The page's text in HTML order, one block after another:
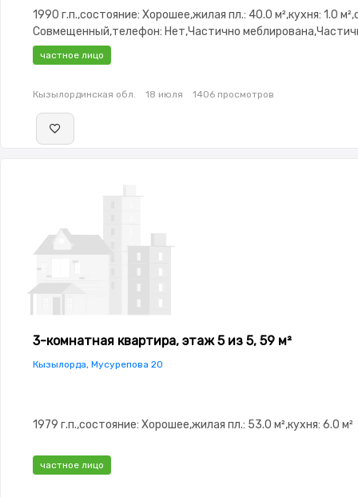
1990 г.п.,состояние: Хорошее,жилая пл.: 40.0 м²,кухня: 1.0
Совмещенный,телефон: Нет,Частично
меблирована,паркинг: Рядом охраняемая стоянка,Решетки
окнах,Домофон,Пластиковые
двор,Кондиционер,Удобно под коммерцию
частное лицо
Кызылординская обл. 18 июля 1406 просмотров
3-комнатная квартира, этаж 5 из 5, 59 м²
Кызылорда, Мусурепова 20
1979 г.п.,состояние: Хорошее,жилая пл.: 53.0 м²,кухня: 6.0 м²
частное лицо